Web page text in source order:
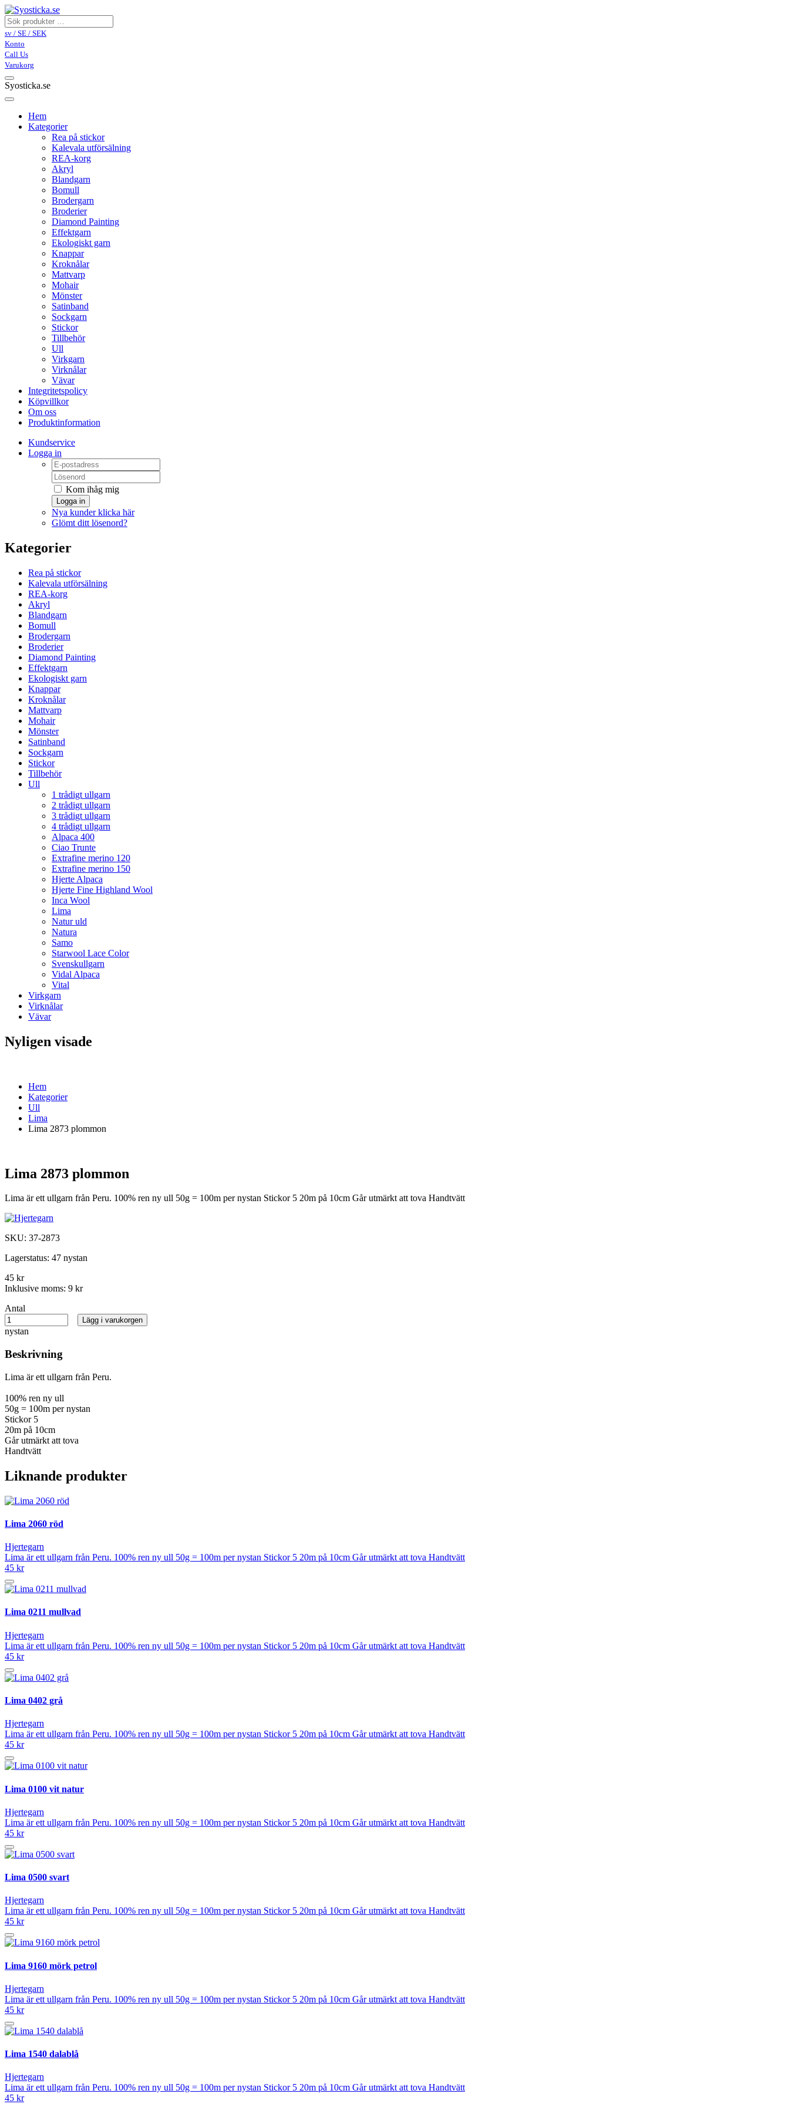
sv / SE / SEK
Konto
Call Us
Varukorg
Syosticka.se
Hem
Kategorier
Rea på stickor
Kalevala utförsälning
REA-korg
Akryl
Blandgarn
Bomull
Brodergarn
Broderier
Diamond Painting
Effektgarn
Ekologiskt garn
Knappar
Kroknålar
Mattvarp
Mohair
Mönster
Satinband
Sockgarn
Stickor
Tillbehör
Ull
Virkgarn
Virknålar
Vävar
Integritetspolicy
Köpvillkor
Om oss
Produktinformation
Kundservice
Logga in
Kom ihåg mig
Logga in
Nya kunder klicka här
Glömt ditt lösenord?
Kategorier
Rea på stickor
Kalevala utförsälning
REA-korg
Akryl
Blandgarn
Bomull
Brodergarn
Broderier
Diamond Painting
Effektgarn
Ekologiskt garn
Knappar
Kroknålar
Mattvarp
Mohair
Mönster
Satinband
Sockgarn
Stickor
Tillbehör
Ull
1 trådigt ullgarn
2 trådigt ullgarn
3 trådigt ullgarn
4 trådigt ullgarn
Alpaca 400
Ciao Trunte
Extrafine merino 120
Extrafine merino 150
Hjerte Alpaca
Hjerte Fine Highland Wool
Inca Wool
Lima
Natur uld
Natura
Samo
Starwool Lace Color
Svenskullgarn
Vidal Alpaca
Vital
Virkgarn
Virknålar
Vävar
Nyligen visade
Hem
Kategorier
Ull
Lima
Lima 2873 plommon
Lima 2873 plommon
Lima är ett ullgarn från Peru. 100% ren ny ull 50g = 100m per nystan Stickor 5 20m på 10cm Går utmärkt att tova Handtvätt
SKU: 37-2873
Lagerstatus: 47 nystan
45 kr
Inklusive moms: 9 kr
Antal
nystan
Lägg i varukorgen
Beskrivning
Lima är ett ullgarn från Peru.
100% ren ny ull
50g = 100m per nystan
Stickor 5
20m på 10cm
Går utmärkt att tova
Handtvätt
Liknande produkter
Lima 2060 röd
Hjertegarn
Lima är ett ullgarn från Peru. 100% ren ny ull 50g = 100m per nystan Stickor 5 20m på 10cm Går utmärkt att tova Handtvätt
45 kr
Lima 0211 mullvad
Hjertegarn
Lima är ett ullgarn från Peru. 100% ren ny ull 50g = 100m per nystan Stickor 5 20m på 10cm Går utmärkt att tova Handtvätt
45 kr
Lima 0402 grå
Hjertegarn
Lima är ett ullgarn från Peru. 100% ren ny ull 50g = 100m per nystan Stickor 5 20m på 10cm Går utmärkt att tova Handtvätt
45 kr
Lima 0100 vit natur
Hjertegarn
Lima är ett ullgarn från Peru. 100% ren ny ull 50g = 100m per nystan Stickor 5 20m på 10cm Går utmärkt att tova Handtvätt
45 kr
Lima 0500 svart
Hjertegarn
Lima är ett ullgarn från Peru. 100% ren ny ull 50g = 100m per nystan Stickor 5 20m på 10cm Går utmärkt att tova Handtvätt
45 kr
Lima 9160 mörk petrol
Hjertegarn
Lima är ett ullgarn från Peru. 100% ren ny ull 50g = 100m per nystan Stickor 5 20m på 10cm Går utmärkt att tova Handtvätt
45 kr
Lima 1540 dalablå
Hjertegarn
Lima är ett ullgarn från Peru. 100% ren ny ull 50g = 100m per nystan Stickor 5 20m på 10cm Går utmärkt att tova Handtvätt
45 kr